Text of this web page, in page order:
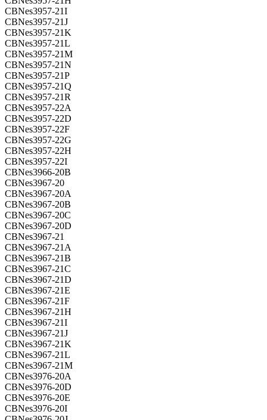
CBNes3957-21I
CBNes3957-21J
CBNes3957-21K
CBNes3957-21L
CBNes3957-21M
CBNes3957-21N
CBNes3957-21P
CBNes3957-21Q
CBNes3957-21R
CBNes3957-22A
CBNes3957-22D
CBNes3957-22F
CBNes3957-22G
CBNes3957-22H
CBNes3957-22I
CBNes3966-20B
CBNes3967-20
CBNes3967-20A
CBNes3967-20B
CBNes3967-20C
CBNes3967-20D
CBNes3967-21
CBNes3967-21A
CBNes3967-21B
CBNes3967-21C
CBNes3967-21D
CBNes3967-21E
CBNes3967-21F
CBNes3967-21H
CBNes3967-21I
CBNes3967-21J
CBNes3967-21K
CBNes3967-21L
CBNes3967-21M
CBNes3976-20A
CBNes3976-20D
CBNes3976-20E
CBNes3976-20I